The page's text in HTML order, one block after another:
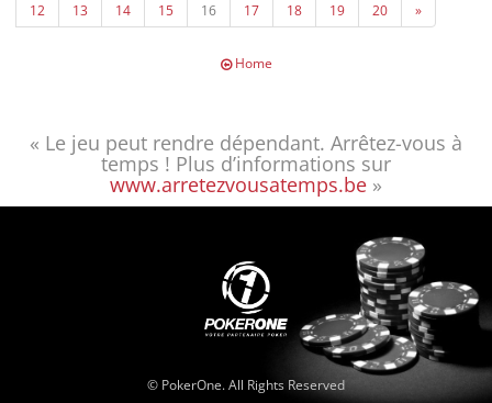
Poker One tient à le féliciter pour son superbe parcours et pour les
12
13 14 15 16 17 18 19 20 »
Home
« Le jeu peut rendre dépendant. Arrêtez-vous à
temps ! Plus d’informations sur
www.arretezvousatemps.be »
© PokerOne. All Rights Reserved